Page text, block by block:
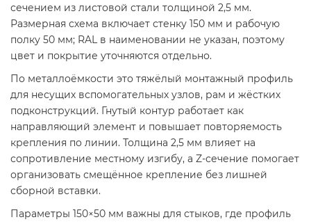
сечением из листовой стали толщиной 2,5 мм.
Размерная схема включает стенку 150 мм и рабочую
полку 50 мм; RAL в наименовании не указан, поэтому
цвет и покрытие уточняются отдельно.
По металлоёмкости это тяжёлый монтажный профиль
для несущих вспомогательных узлов, рам и жёстких
подконструкций. Гнутый контур работает как
направляющий элемент и повышает повторяемость
крепления по линии. Толщина 2,5 мм влияет на
сопротивление местному изгибу, а Z-сечение помогает
организовать смещённое крепление без лишней
сборной вставки.
Параметры 150×50 мм важны для стыков, где профиль